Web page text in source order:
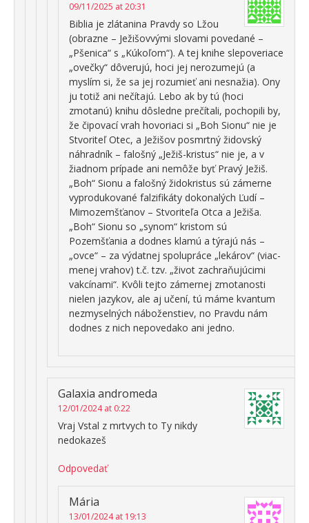
09/11/2025 at 20:31
Biblia je zlátanina Pravdy so Lžou
(obrazne – Ježišovvými slovami povedané –
„Pšenica“ s „Kúkoľom“). A tej knihe slepoveriace
„ovečky“ dôverujú, hoci jej nerozumejú (a
myslím si, že sa jej rozumieť ani nesnažia). Ony
ju totiž ani nečítajú. Lebo ak by tú (hoci
zmotanú) knihu dôsledne prečítali, pochopili by,
že čipovací vrah hovoriaci si „Boh Sionu“ nie je
Stvoriteľ Otec, a Ježišov posmrtný židovský
náhradník – falošný „Ježiš-kristus“ nie je, a v
žiadnom prípade ani nemôže byť Pravý Ježiš.
„Boh“ Sionu a falošný židokristus sú zámerne
vyprodukované falzifikáty dokonalých Ľudí –
Mimozemšťanov – Stvoriteľa Otca a Ježiša.
„Boh“ Sionu so „synom“ kristom sú
Pozemšťania a dodnes klamú a týrajú nás –
„ovce“ – za výdatnej spolupráce „lekárov“ (viac-
menej vrahov) t.č. tzv. „život zachraňujúcimi
vakcínami“. Kvôli tejto zámernej zmotanosti
nielen jazykov, ale aj učení, tú máme kvantum
nezmyselných náboženstiev, no Pravdu nám
dodnes z nich nepovedako ani jedno.
Galaxia andromeda
12/01/2024 at 0:22
Vraj Vstal z mrtvych to Ty nikdy
nedokazeš
Odpovedať
Mária
13/01/2024 at 19:13